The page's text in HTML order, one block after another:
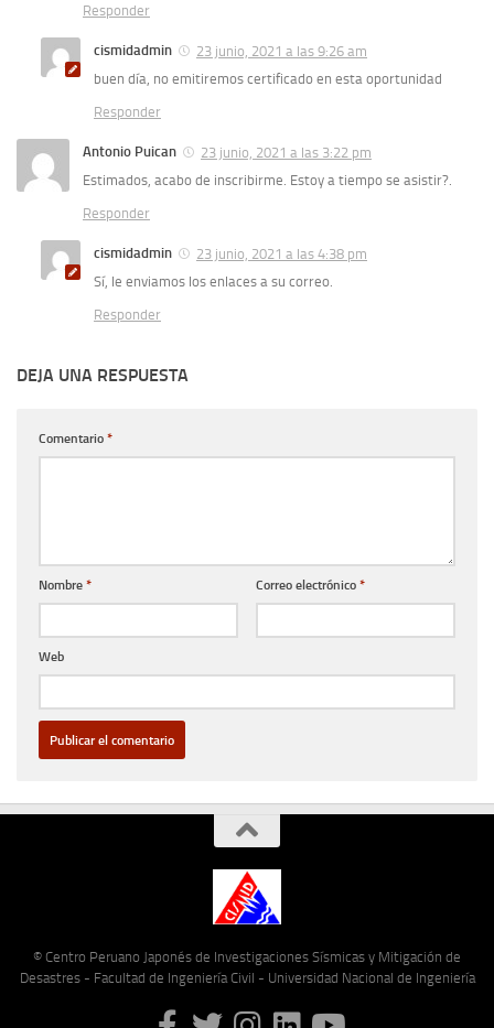
Responder
cismidadmin
23 junio, 2021 a las 9:26 am
buen día, no emitiremos certificado en esta oportunidad
Responder
Antonio Puican
23 junio, 2021 a las 3:22 pm
Estimados, acabo de inscribirme. Estoy a tiempo se asistir?.
Responder
cismidadmin
23 junio, 2021 a las 4:38 pm
Sí, le enviamos los enlaces a su correo.
Responder
DEJA UNA RESPUESTA
Comentario *
Nombre * Correo electrónico *
Web
© Centro Peruano Japonés de Investigaciones Sísmicas y Mitigación de
Desastres - Facultad de Ingeniería Civil - Universidad Nacional de Ingeniería